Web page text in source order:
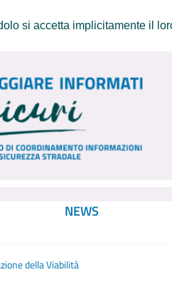
si accetta implicitamente il
NEWS
della Viabilità